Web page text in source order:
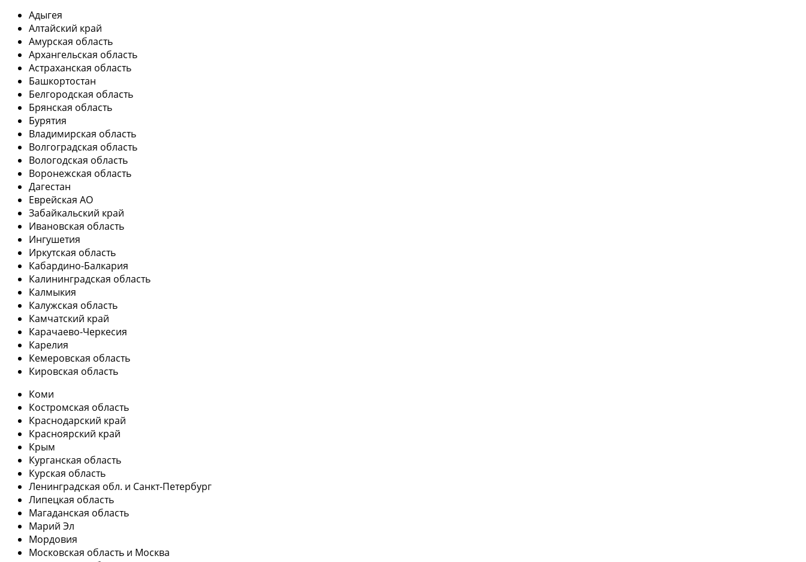
Адыгея
Алтайский край
Амурская область
Архангельская область
Астраханская область
Башкортостан
Белгородская область
Брянская область
Бурятия
Владимирская область
Волгоградская область
Вологодская область
Воронежская область
Дагестан
Еврейская АО
Забайкальский край
Ивановская область
Ингушетия
Иркутская область
Кабардино-Балкария
Калининградская область
Калмыкия
Калужская область
Камчатский край
Карачаево-Черкесия
Карелия
Кемеровская область
Кировская область
Коми
Костромская область
Краснодарский край
Красноярский край
Крым
Курганская область
Курская область
Ленинградская обл. и Санкт-Петербург
Липецкая область
Магаданская область
Марий Эл
Мордовия
Московская область и Москва